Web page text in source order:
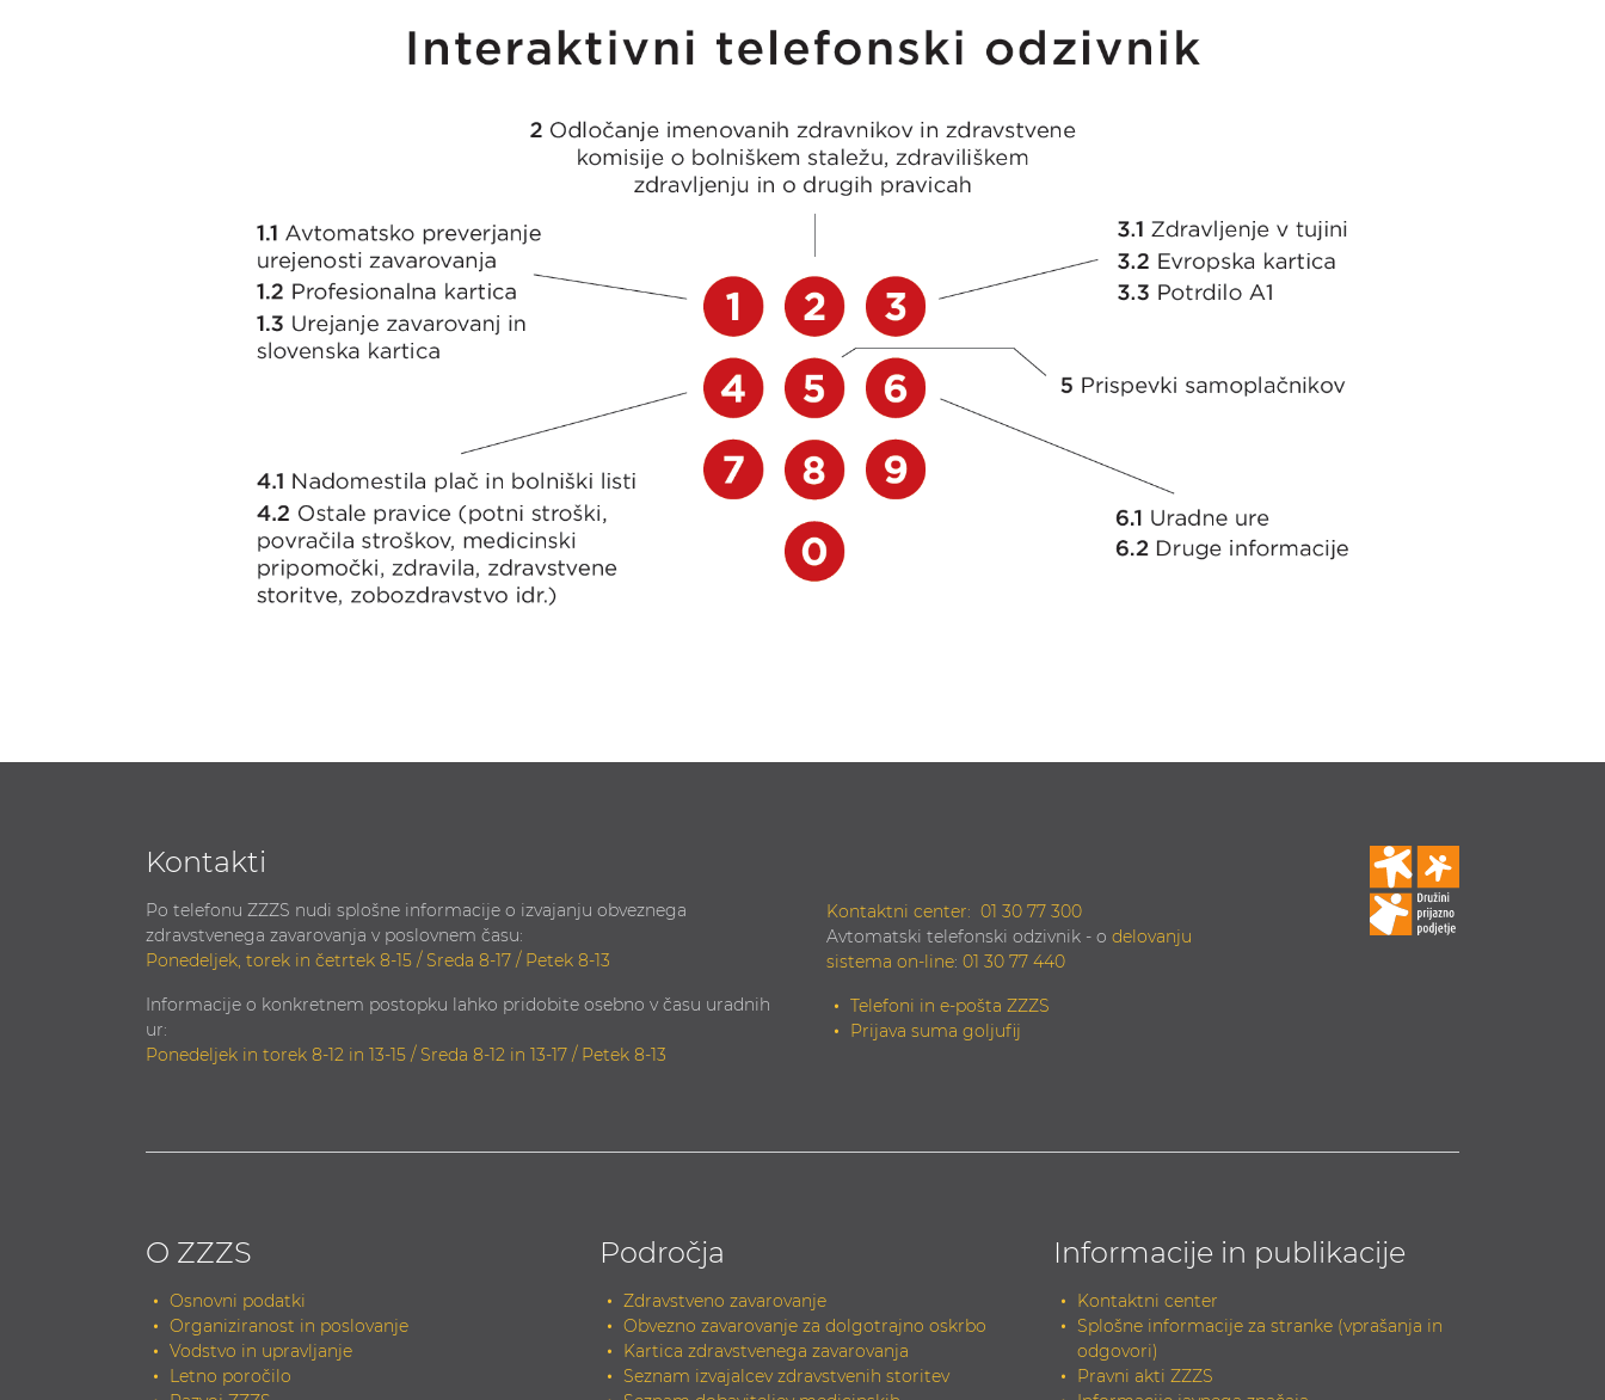
Kontakti
Po telefonu ZZZS nudi splošne informacije o izvajanju obveznega
zdravstvenega zavarovanja v poslovnem času:
Ponedeljek, torek in četrtek 8-15 / Sreda 8-17 / Petek 8-13
Informacije o konkretnem postopku lahko pridobite osebno v času uradnih
ur:
Ponedeljek in torek 8-12 in 13-15 / Sreda 8-12 in 13-17 / Petek 8-13
Kontaktni center: 01 30 77 300
Avtomatski telefonski odzivnik - o delovanju
sistema on-line: 01 30 77 440
Telefoni in e-pošta ZZZS
Prijava suma goljufij
O ZZZS
Osnovni podatki
Organiziranost in poslovanje
Vodstvo in upravljanje
Letno poročilo
Področja
Zdravstveno zavarovanje
Obvezno zavarovanje za dolgotrajno oskrbo
Kartica zdravstvenega zavarovanja
Seznam izvajalcev zdravstvenih storitev
Informacije in publikacije
Kontaktni center
Splošne informacije za stranke (vprašanja in
odgovori)
Pravni akti ZZZS